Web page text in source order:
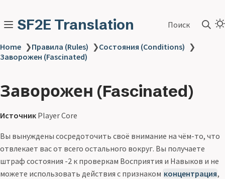
SF2E Translation Поиск
Home ❯Правила (Rules) ❯Состояния (Conditions) ❯
Заворожен (Fascinated)
Заворожен (Fascinated)
Источник Player Core
Вы вынуждены сосредоточить своё внимание на чём-то, что
отвлекает вас от всего остального вокруг. Вы получаете
штраф состояния -2 к проверкам Восприятия и Навыков и не
можете использовать действия с признаком концентрация,